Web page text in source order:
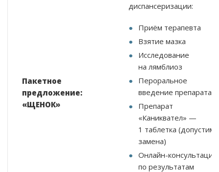
Пакетное
предложение:
«ЩЕНОК»
диспансеризации:
Приём терапевта
Взятие мазка
Исследование
на лямблиоз
Пероральное
введение препарата
Препарат
«Каниквател» —
1 таблетка (допустима
замена)
Онлайн-консультация
по результатам